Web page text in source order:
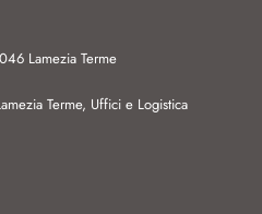
Lamezia Terme
Terme, Uffici e Logistica